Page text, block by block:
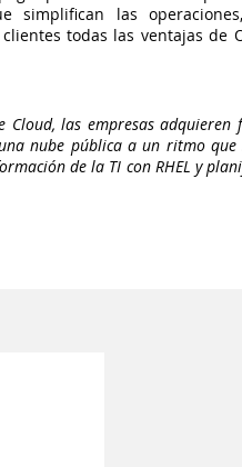
simplifican las
todas las ventajas de
Cloud, las empresas
nube pública a un ritmo que
de la TI con RHEL y